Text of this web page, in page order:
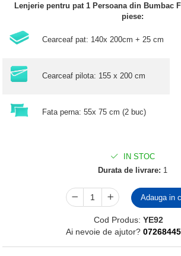
Lenjerie pentru pat 1 Persoana din Bumbac
piese:
Cearceaf pat: 140x 200cm + 25 cm
Cearceaf pilota: 155 x 200 cm
Fata perna: 55x 75 cm (2 buc)
IN STOC
Durata de livrare: 1
Adauga in
Cod Produs: YE92
Ai nevoie de ajutor?